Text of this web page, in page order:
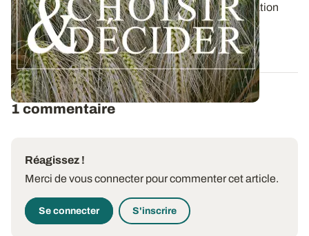
Retrouvez les préconisations en matière de fertilisation
azotée et de protection des orges...
12 DÉC. 2025
1 commentaire
Réagissez !
Merci de vous connecter pour commenter cet article.
Se connecter S'inscrire